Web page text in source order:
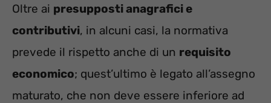
Oltre ai presupposti anagrafici e
contributivi, in alcuni casi, la normativa
prevede il rispetto anche di un requisito
economico; quest’ultimo è legato all’assegno
maturato, che non deve essere inferiore ad